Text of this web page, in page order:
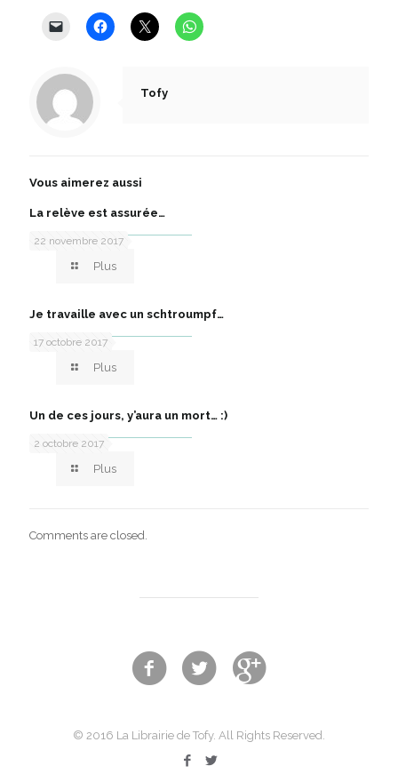
Tofy
Vous aimerez aussi
22 novembre 2017
La relève est assurée…
Plus
17 octobre 2017
Je travaille avec un schtroumpf…
Plus
2 octobre 2017
Un de ces jours, y’aura un mort… :)
Plus
Comments are closed.
© 2016 La Librairie de Tofy. All Rights Reserved.